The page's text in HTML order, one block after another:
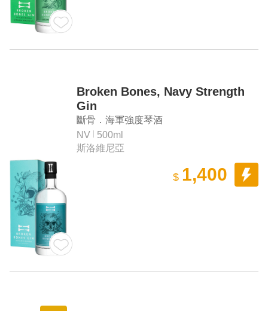
Broken Bones, Navy Strength
Gin
斷骨．海軍強度琴酒
NV
500ml
斯洛維尼亞
$ 1,400